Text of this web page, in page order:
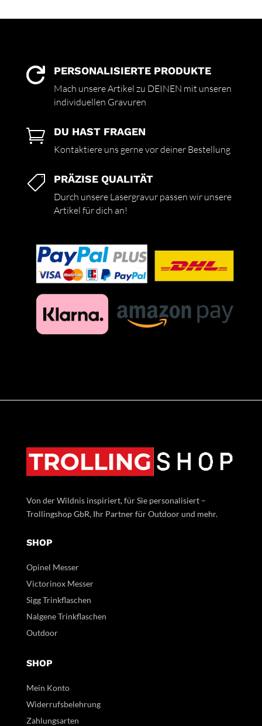
 PERSONALISIERTE PRODUKTE
Mach unsere Artikel zu DEINEN mit unseren
individuellen Gravuren
 DU HAST FRAGEN
Kontaktiere uns gerne vor deiner Bestellung
 PRÄZISE QUALITÄT
Durch unsere Lasergravur passen wir unsere
Artikel für dich an!
Von der Wildnis inspiriert, für Sie personalisiert –
Trollingshop GbR, Ihr Partner für Outdoor und mehr.
SHOP
Opinel Messer
Victorinox Messer
Sigg Trinkflaschen
Nalgene Trinkflaschen
Outdoor
SHOP
Mein Konto
Widerrufsbelehrung
Zahlungsarten